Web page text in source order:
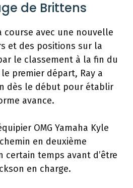
de Brittens
course avec une nouvelle
et des positions sur la
le classement à la fin du
premier départ, Ray a
dès le début pour établir
avance.
OMG Yamaha Kyle
en deuxième
certain temps avant d’être
en charge.